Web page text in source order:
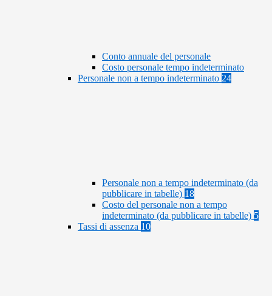
Conto annuale del personale
Costo personale tempo indeterminato
Personale non a tempo indeterminato 24
Personale non a tempo indeterminato (da
pubblicare in tabelle) 18
Costo del personale non a tempo
indeterminato (da pubblicare in tabelle) 5
Tassi di assenza 10